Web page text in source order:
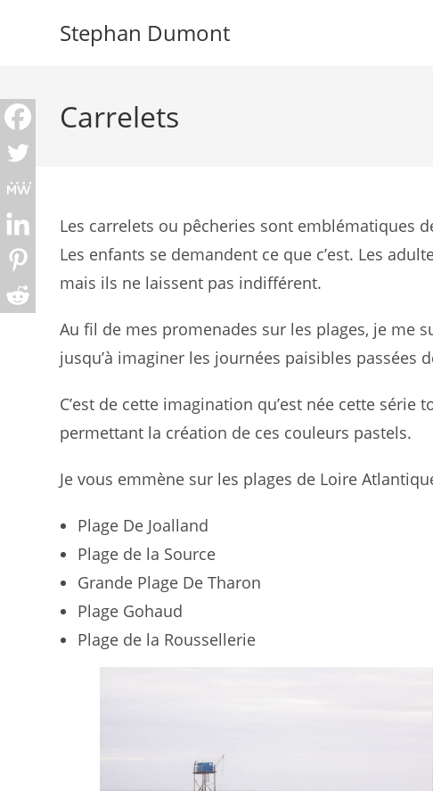
Stephan Dumont
Carrelets
Les carrelets ou pêcheries sont emblématiques
Les enfants se demandent ce que c’est. Les
mais ils ne laissent pas indifférent.
Au fil de mes promenades sur les plages, je me
jusqu’à imaginer les journées paisibles
C’est de cette imagination qu’est née cette
permettant la création de ces couleurs pastels.
Je vous emmène sur les plages de Loire
Plage De Joalland
Plage de la Source
Grande Plage De Tharon
Plage Gohaud
Plage de la Roussellerie